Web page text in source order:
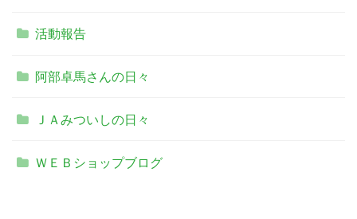
活動報告
阿部卓馬さんの日々
ＪＡみついしの日々
ＷＥＢショップブログ